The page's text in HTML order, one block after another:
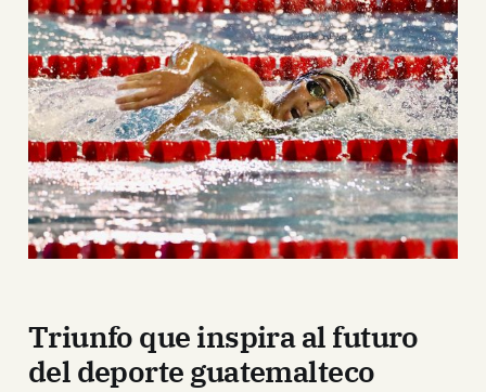
Triunfo que inspira al futuro
del deporte guatemalteco